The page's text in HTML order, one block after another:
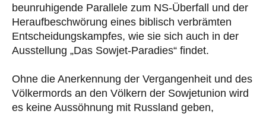
beunruhigende Parallele zum NS-Überfall und der
Heraufbeschwörung eines biblisch verbrämten
Entscheidungskampfes, wie sie sich auch in der
Ausstellung „Das Sowjet-Paradies“ findet.
Ohne die Anerkennung der Vergangenheit und des
Völkermords an den Völkern der Sowjetunion wird
es keine Aussöhnung mit Russland geben,